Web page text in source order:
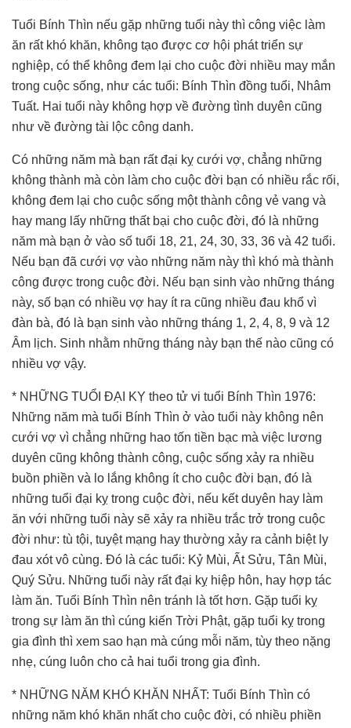
Tuổi Bính Thìn nếu gặp những tuổi này thì công việc làm
ăn rất khó khăn, không tạo được cơ hội phát triển sự
nghiệp, có thể không đem lại cho cuộc đời nhiều may mắn
trong cuộc sống, như các tuổi: Bính Thìn đồng tuổi, Nhâm
Tuất. Hai tuổi này không hợp về đường tình duyên cũng
như về đường tài lộc công danh.
Có những năm mà bạn rất đại kỵ cưới vợ, chẳng những
không thành mà còn làm cho cuộc đời bạn có nhiều rắc rối,
không đem lại cho cuộc sống một thành công vẻ vang và
hay mang lấy những thất bại cho cuộc đời, đó là những
năm mà bạn ở vào số tuổi 18, 21, 24, 30, 33, 36 và 42 tuổi.
Nếu bạn đã cưới vợ vào những năm này thì khó mà thành
công được trong cuộc đời. Nếu bạn sinh vào những tháng
này, số bạn có nhiều vợ hay ít ra cũng nhiều đau khổ vì
đàn bà, đó là bạn sinh vào những tháng 1, 2, 4, 8, 9 và 12
Âm lịch. Sinh nhằm những tháng này bạn thế nào cũng có
nhiều vợ vậy.
* NHỮNG TUỔI ĐẠI KỴ theo tử vi tuổi Bính Thìn 1976:
Những năm mà tuổi Bính Thìn ở vào tuổi này không nên
cưới vợ vì chẳng những hao tốn tiền bạc mà việc lương
duyên cũng không thành công, cuộc sống xảy ra nhiều
buồn phiền và lo lắng không ít cho cuộc đời bạn, đó là
những tuổi đại kỵ trong cuộc đời, nếu kết duyên hay làm
ăn với những tuổi này sẽ xảy ra nhiều trắc trở trong cuộc
đời như: tù tội, tuyệt mạng hay thường xảy ra cảnh biệt ly
đau xót vô cùng. Đó là các tuổi: Kỷ Mùi, Ất Sửu, Tân Mùi,
Quý Sửu. Những tuổi này rất đại kỵ hiệp hôn, hay hợp tác
làm ăn. Tuổi Bính Thìn nên tránh là tốt hơn. Gặp tuổi kỵ
trong sự làm ăn thì cúng kiến Trời Phật, gặp tuổi kỵ trong
gia đình thì xem sao hạn mà cúng mỗi năm, tùy theo nặng
nhẹ, cúng luôn cho cả hai tuổi trong gia đình.
* NHỮNG NĂM KHÓ KHĂN NHẤT: Tuổi Bính Thìn có
những năm khó khăn nhất cho cuộc đời, có nhiều phiền